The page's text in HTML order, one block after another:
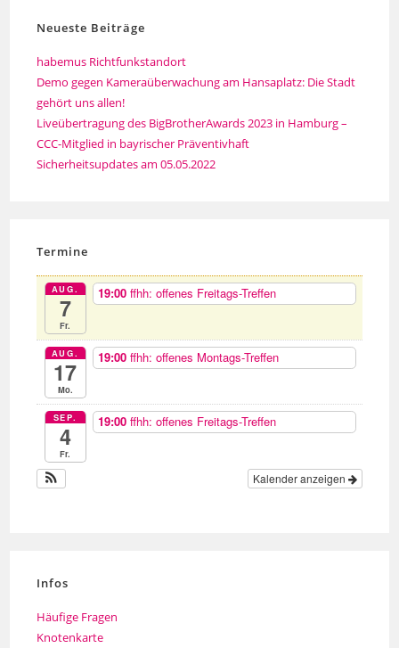
Neueste Beiträge
habemus Richtfunkstandort
Demo gegen Kameraüberwachung am Hansaplatz: Die Stadt
gehört uns allen!
Liveübertragung des BigBrotherAwards 2023 in Hamburg –
CCC-Mitglied in bayrischer Präventivhaft
Sicherheitsupdates am 05.05.2022
Termine
AUG.
7
Fr.
19:00 ffhh: offenes Freitags-Treffen
AUG.
17
Mo.
19:00 ffhh: offenes Montags-Treffen
SEP.
4
Fr.
19:00 ffhh: offenes Freitags-Treffen
Kalender anzeigen
Infos
Häufige Fragen
Knotenkarte